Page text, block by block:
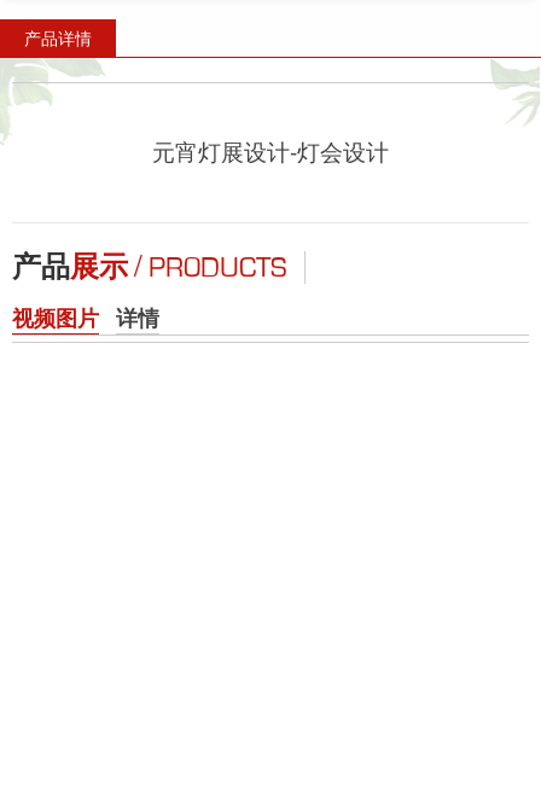
产品详情
元宵灯展设计-灯会设计
产品展示/ PRODUCTS
视频图片 详情